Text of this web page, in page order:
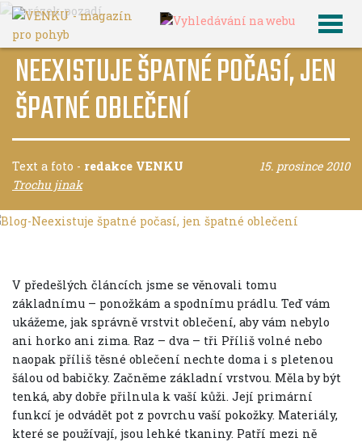
NEEXISTUJE ŠPATNÉ POČASÍ, JEN
ŠPATNÉ OBLEČENÍ
Text a foto - redakce VENKU
15. prosince 2010
Trochu jinak
V předešlých článcích jsme se věnovali tomu
základnímu – ponožkám a spodnímu prádlu. Teď vám
ukážeme, jak správně vrstvit oblečení, aby vám nebylo
ani horko ani zima. Raz – dva – tři Příliš volné nebo
naopak příliš těsné oblečení nechte doma i s pletenou
šálou od babičky. Začněme základní vrstvou. Měla by být
tenká, aby dobře přilnula k vaší kůži. Její primární
funkcí je odvádět pot z povrchu vaší pokožky. Materiály,
které se používají, jsou lehké tkaniny. Patří mezi ně